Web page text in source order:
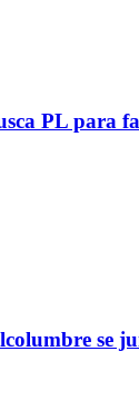
PL para
se